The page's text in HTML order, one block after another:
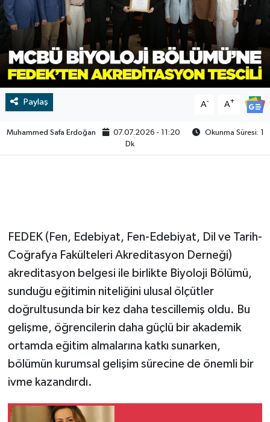
Paylaş A- A+
Muhammed Safa Erdoğan 07.07.2026 - 11:20
Okunma Süresi: 1
Dk
FEDEK (Fen, Edebiyat, Fen-Edebiyat, Dil ve Tarih-
Coğrafya Fakülteleri Akreditasyon Derneği)
akreditasyon belgesi ile birlikte Biyoloji Bölümü,
sunduğu eğitimin niteliğini ulusal ölçütler
doğrultusunda bir kez daha tescillemiş oldu. Bu
gelişme, öğrencilerin daha güçlü bir akademik
ortamda eğitim almalarına katkı sunarken,
bölümün kurumsal gelişim sürecine de önemli bir
ivme kazandırdı.
SPOR
Vefat
Video